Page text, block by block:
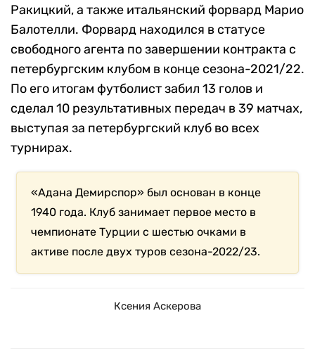
Ракицкий, а также итальянский форвард Марио
Балотелли. Форвард находился в статусе
свободного агента по завершении контракта с
петербургским клубом в конце сезона-2021/22.
По его итогам футболист забил 13 голов и
сделал 10 результативных передач в 39 матчах,
выступая за петербургский клуб во всех
турнирах.
«Адана Демирспор» был основан в конце
1940 года. Клуб занимает первое место в
чемпионате Турции с шестью очками в
активе после двух туров сезона-2022/23.
Ксения Аскерова